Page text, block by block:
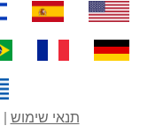
תנאי שימוש|